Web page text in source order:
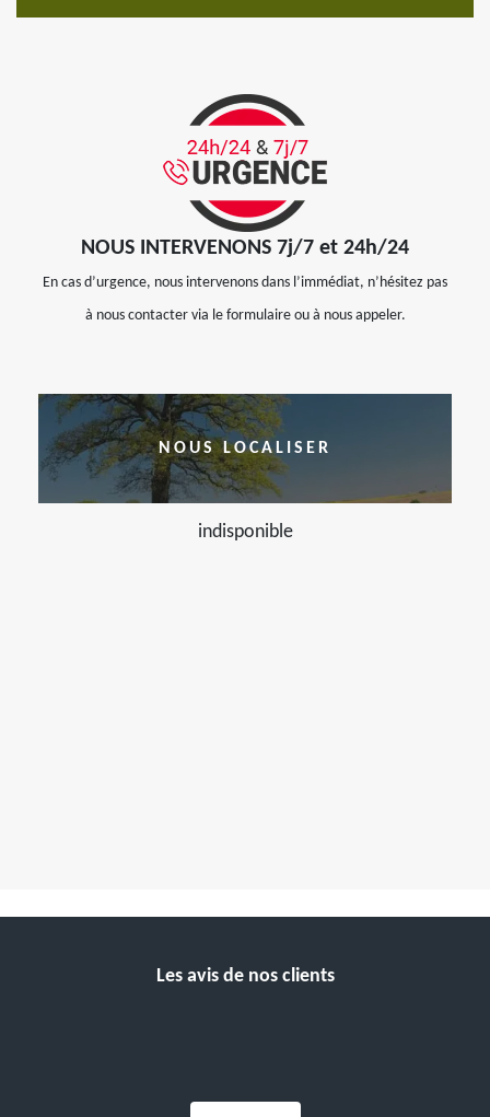
NOUS INTERVENONS 7j/7 et 24h/24
En cas d’urgence, nous intervenons dans l’immédiat, n’hésitez pas
à nous contacter via le formulaire ou à nous appeler.
NOUS LOCALISER
indisponible
Les avis de nos clients